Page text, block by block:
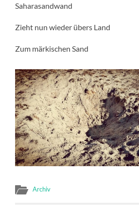
Saharasandwand
Zieht nun wieder übers Land
Zum märkischen Sand
Archiv